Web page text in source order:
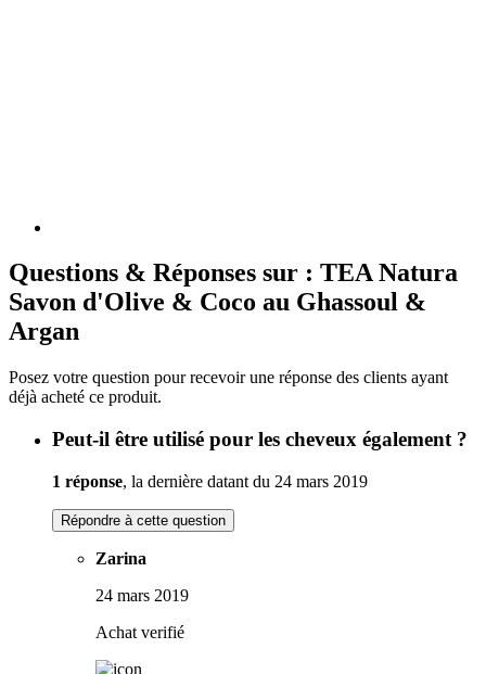
Questions & Réponses sur : TEA Natura
Savon d'Olive & Coco au Ghassoul &
Argan
Posez votre question pour recevoir une réponse des clients ayant
déjà acheté ce produit.
Peut-il être utilisé pour les cheveux également ?
1 réponse, la dernière datant du 24 mars 2019
Répondre à cette question
Zarina
24 mars 2019
Achat verifié